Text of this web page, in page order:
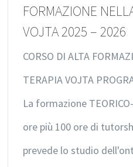
FORMAZIONE
VOJTA 2025 – 2026
CORSO DI ALTA
TERAPIA VOJTA
La formazione
ore più 100 ore di
prevede lo studio